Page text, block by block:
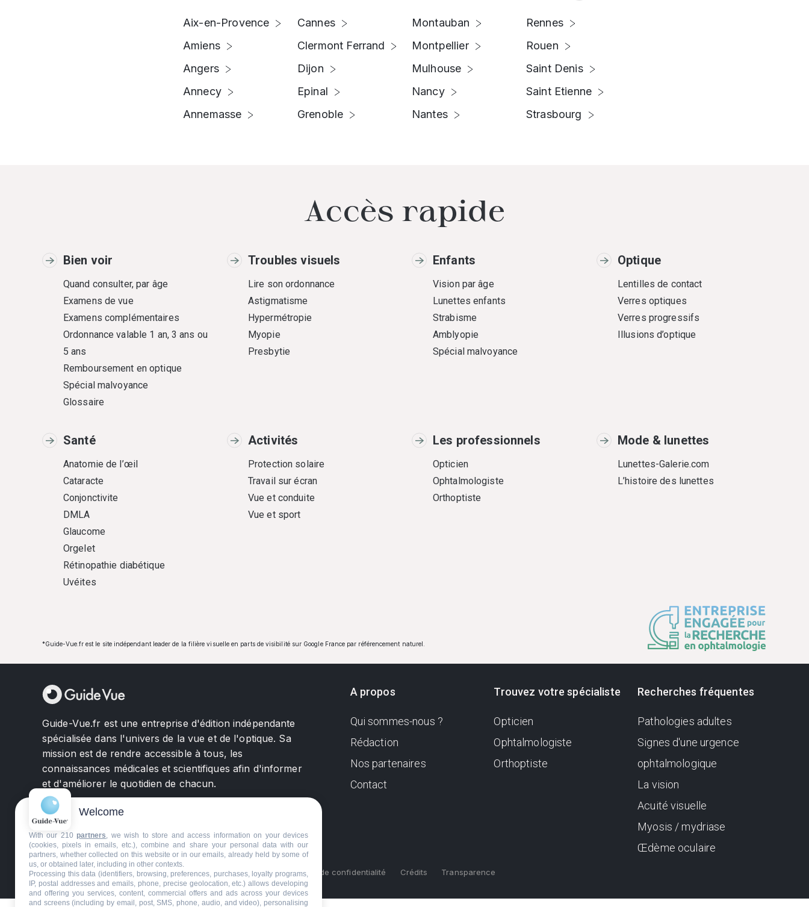
Aix-en-Provence
Amiens
Angers
Annecy
Annemasse
Cannes
Clermont Ferrand
Dijon
Epinal
Grenoble
Montauban
Montpellier
Mulhouse
Nancy
Nantes
Rennes
Rouen
Saint Denis
Saint Etienne
Strasbourg
Accès rapide
Bien voir
Quand consulter, par âge
Examens de vue
Examens complémentaires
Ordonnance valable 1 an, 3 ans ou
5 ans
Remboursement en optique
Spécial malvoyance
Glossaire
Troubles visuels
Lire son ordonnance
Astigmatisme
Hypermétropie
Myopie
Presbytie
Enfants
Vision par âge
Lunettes enfants
Strabisme
Amblyopie
Spécial malvoyance
Optique
Lentilles de contact
Verres optiques
Verres progressifs
Illusions d’optique
Santé
Anatomie de l’œil
Cataracte
Conjonctivite
DMLA
Glaucome
Orgelet
Rétinopathie diabétique
Uvéites
Activités
Protection solaire
Travail sur écran
Vue et conduite
Vue et sport
Les professionnels
Opticien
Ophtalmologiste
Orthoptiste
Mode & lunettes
Lunettes-Galerie.com
L’histoire des lunettes
*Guide-Vue.fr est le site indépendant leader de la filière visuelle en parts de visibilité sur Google France par référencement naturel.
Guide-Vue.fr est une entreprise d'édition indépendante
spécialisée dans l'univers de la vue et de l'optique. Sa
mission est de rendre accessible à tous, les
connaissances médicales et scientifiques afin d'informer
et d'améliorer le quotidien de chacun.
A propos
Qui sommes-nous ?
Rédaction
Nos partenaires
Contact
Trouvez votre spécialiste
Opticien
Ophtalmologiste
Orthoptiste
Recherches fréquentes
Pathologies adultes
Signes d'une urgence
ophtalmologique
La vision
Acuité visuelle
Myosis / mydriase
Œdème oculaire
©GuideVue2024 Charte d'utilisation Mentions légales Politique de confidentialité Crédits Transparence
Welcome
With our 210 partners, we wish to store and access information on your devices
(cookies, pixels in emails, etc.), combine and share your personal data with our
partners, whether collected on this website or in our emails, already held by some of
us, or obtained later, including in other contexts.
Processing this data (identifiers, browsing, preferences, purchases, loyalty programs,
IP, postal addresses and emails, phone, precise geolocation, etc.) allows developing
and offering you services, content, commercial offers and ads across your devices
and screens (including by email, post, SMS, phone, audio, and video), personalising